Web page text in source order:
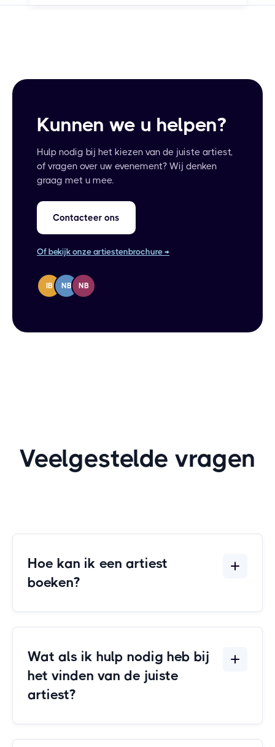
Kunnen we u helpen?
Hulp nodig bij het kiezen van de juiste artiest,
of vragen over uw evenement? Wij denken
graag met u mee.
Contacteer ons
Of bekijk onze artiestenbrochure →
IB NB NB
Veelgestelde vragen
Hoe kan ik een artiest
boeken?
Wat als ik hulp nodig heb bij
het vinden van de juiste
artiest?